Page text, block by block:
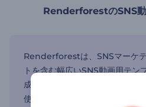
RenderforestのSNS動
Renderforestは、SNSマーケ
トを含む幅広いSNS動画用テン
成プロセスを簡素化します。無
使えば、これらのテンプレート